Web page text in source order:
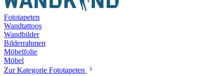
Fototapeten
Wandtattoos
Wandbilder
Bilderrahmen
Möbelfolie
Möbel
Zur Kategorie Fototapeten